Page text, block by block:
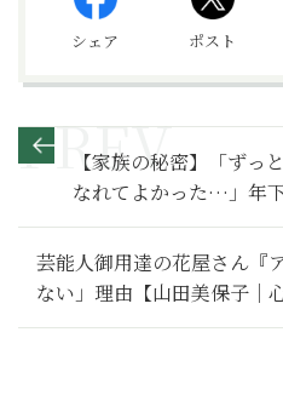
シェア ポスト
【家族の秘密】「ずっ
なれてよかった…」年
の憂鬱～その１～
芸能人御用達の花屋さん『
ない」理由【山田美保子｜
手土産】